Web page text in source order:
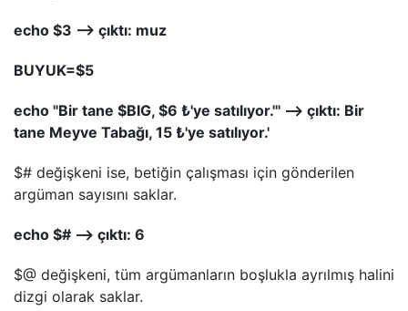
echo $3 --> çıktı: muz
BUYUK=$5
echo "Bir tane $BIG, $6 ₺'ye satılıyor.'" --> çıktı: Bir
tane Meyve Tabağı, 15 ₺'ye satılıyor.'
$# değişkeni ise, betiğin çalışması için gönderilen
argüman sayısını saklar.
echo $# --> çıktı: 6
$@ değişkeni, tüm argümanların boşlukla ayrılmış halini
dizgi olarak saklar.